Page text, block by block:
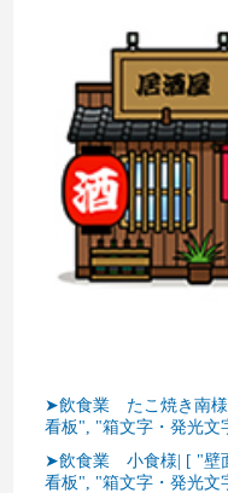
➤飲食業 たこ焼き南様
看板", "箱文字・発光文
➤飲食業 小食様| [ "壁
看板", "箱文字・発光